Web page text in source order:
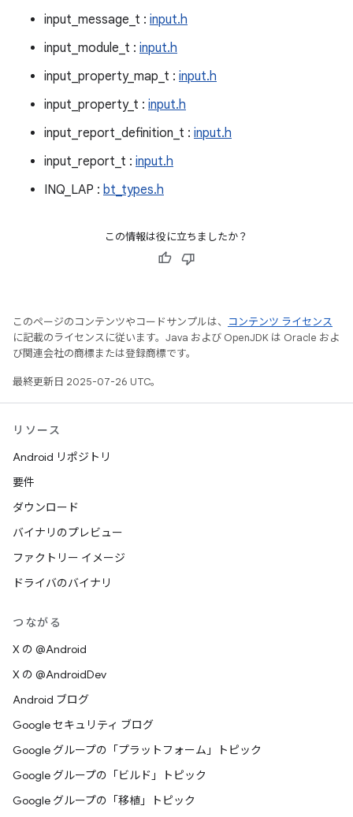
input_message_t : input.h
input_module_t : input.h
input_property_map_t : input.h
input_property_t : input.h
input_report_definition_t : input.h
input_report_t : input.h
INQ_LAP : bt_types.h
この情報は役に立ちましたか？
このページのコンテンツやコードサンプルは、
コンテンツ ライセンス
に記載のライセンスに従います。Java および OpenJDK は Oracle およ
び関連会社の商標または登録商標です。
最終更新日 2025-07-26 UTC。
リソース
Android リポジトリ
要件
ダウンロード
バイナリのプレビュー
ファクトリー イメージ
ドライバのバイナリ
つながる
X の @Android
X の @AndroidDev
Android ブログ
Google セキュリティ ブログ
Google グループの「プラットフォーム」トピック
Google グループの「ビルド」トピック
Google グループの「移植」トピック